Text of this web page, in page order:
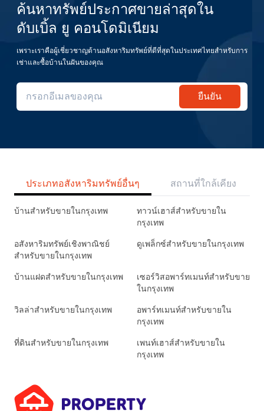
ค้นหาทรัพย์ประกาศขายล่าสุดใน
ดับเบิ้ล ยู คอนโดมิเนียม
เพราะเราคือผู้เชี่ยวชาญด้านอสังหาริมทรัพย์ที่ดีที่สุดในประเทศไทยสำหรับการ
เช่าและซื้อบ้านในฝันของคุณ
ยืนยัน
ประเภทอสังหาริมทรัพย์อื่นๆ สถานที่ใกล้เคียง
บ้านสำหรับขายในกรุงเทพ
ทาวน์เฮาส์สำหรับขายใน
กรุงเทพ
อสังหาริมทรัพย์เชิงพาณิชย์
สำหรับขายในกรุงเทพ
ดูเพล็กซ์สำหรับขายในกรุงเทพ
บ้านแฝดสำหรับขายในกรุงเทพ
เซอร์วิสอพาร์ทเมนท์สำหรับขาย
ในกรุงเทพ
วิลล่าสำหรับขายในกรุงเทพ
อพาร์ทเมนท์สำหรับขายใน
กรุงเทพ
ที่ดินสำหรับขายในกรุงเทพ
เพนท์เฮาส์สำหรับขายใน
กรุงเทพ